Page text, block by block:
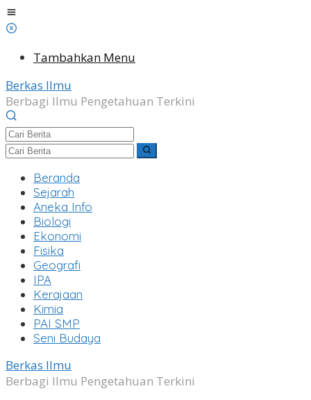
Lewati
ke
Tambahkan Menu
Berkas Ilmu
Berbagi Ilmu Pengetahuan Terkini
Beranda
Sejarah
Aneka Info
Biologi
Ekonomi
Fisika
Geografi
IPA
Kerajaan
Kimia
PAI SMP
Seni Budaya
Berkas Ilmu
Berbagi Ilmu Pengetahuan Terkini